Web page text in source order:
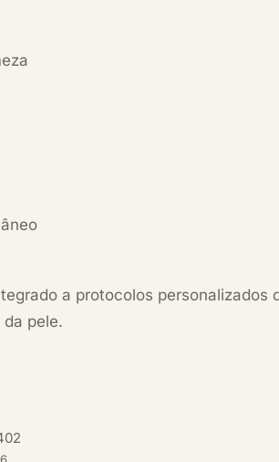
a protocolos personalizados
pele.